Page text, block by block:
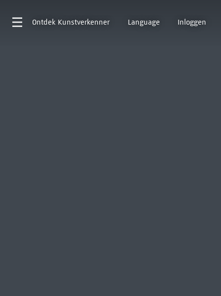
Ontdek Kunstverkenner Language Inloggen